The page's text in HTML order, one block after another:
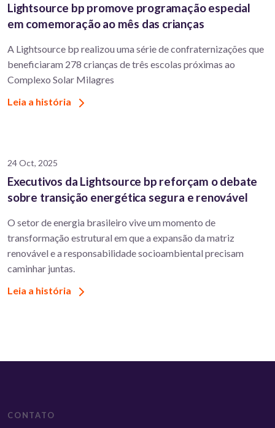
Lightsource bp promove programação especial
em comemoração ao mês das crianças
A Lightsource bp realizou uma série de confraternizações que
beneficiaram 278 crianças de três escolas próximas ao
Complexo Solar Milagres
Leia a história
24 Oct, 2025
Executivos da Lightsource bp reforçam o debate
sobre transição energética segura e renovável
O setor de energia brasileiro vive um momento de
transformação estrutural em que a expansão da matriz
renovável e a responsabilidade socioambiental precisam
caminhar juntas.
Leia a história
CONTATO